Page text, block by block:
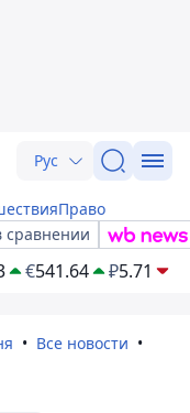
Рус
Право
сравнении
€541.64 ₽5.71
Все новости